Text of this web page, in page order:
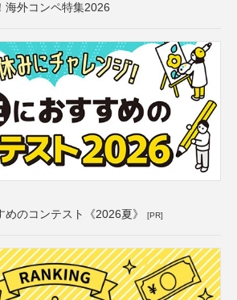
海外コンペ特集2026
めのコンテスト《2026夏》 [PR]